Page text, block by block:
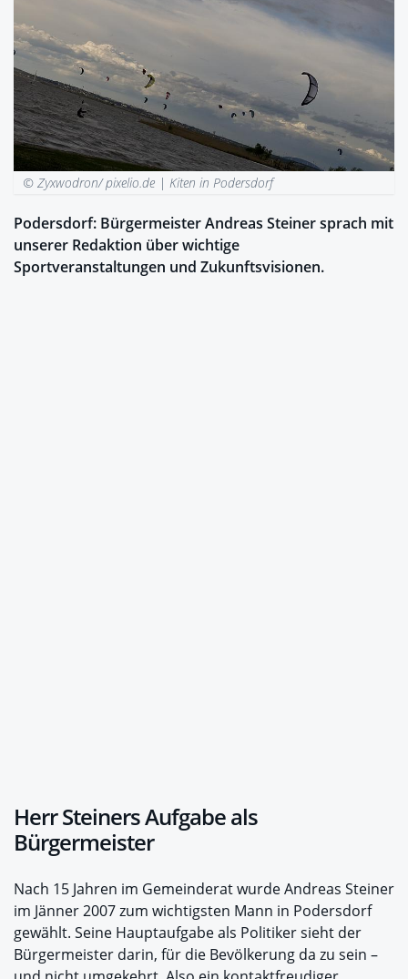
© Zyxwodron/ pixelio.de |Kiten in Podersdorf
Podersdorf: Bürgermeister Andreas Steiner sprach mit
unserer Redaktion über wichtige
Sportveranstaltungen und Zukunftsvisionen.
Herr Steiners Aufgabe als
Bürgermeister
Nach 15 Jahren im Gemeinderat wurde Andreas Steiner
im Jänner 2007 zum wichtigsten Mann in Podersdorf
gewählt. Seine Hauptaufgabe als Politiker sieht der
Bürgermeister darin, für die Bevölkerung da zu sein –